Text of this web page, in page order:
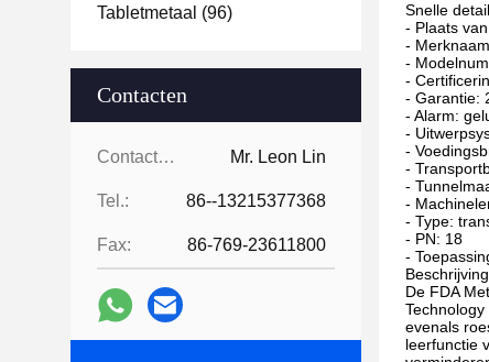
Tabletmetaal (96)
Contacten
Contacten: Mr. Leon Lin
Tel.: 86--13215377368
Fax: 86-769-23611800
Snelle
- Plaats
-
-
-
- Garantie:
- Alarm:
-
-
-
-
-
- Type:
- PN: 18
-
De FDA
evenals
leerfunctie